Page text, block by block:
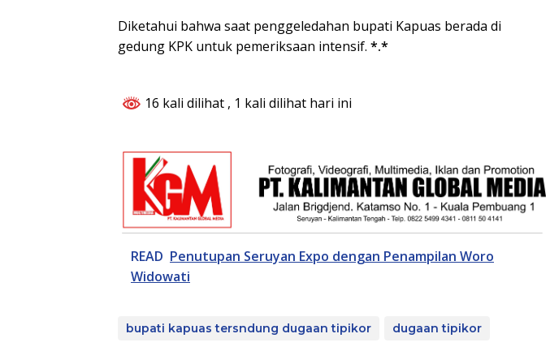
Diketahui bahwa saat penggeledahan bupati Kapuas berada di
gedung KPK untuk pemeriksaan intensif. *.*
16 kali dilihat , 1 kali dilihat hari ini
READ Penutupan Seruyan Expo dengan Penampilan Woro
Widowati
bupati kapuas tersndung dugaan tipikor dugaan tipikor